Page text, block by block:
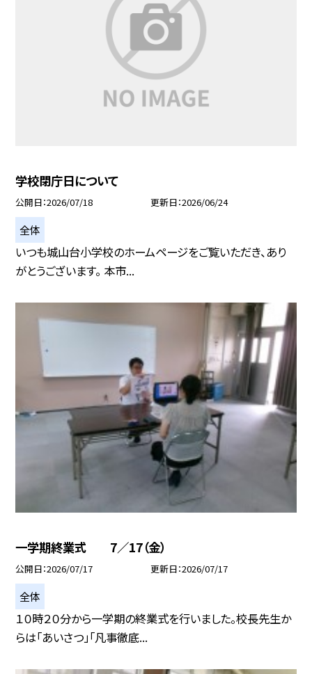
学校閉庁日について
公開日 2026/07/18 更新日 2026/06/24
全体
いつも城山台小学校のホームページをご覧いただき、あり
がとうございます。 本市...
一学期終業式 7／17（金）
公開日 2026/07/17 更新日 2026/07/17
全体
１０時２０分から一学期の終業式を行いました。校長先生か
らは「あいさつ」「凡事徹底...